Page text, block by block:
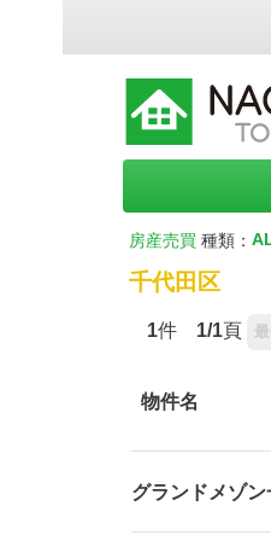
房産売買 種類：
千代田区
1件 1/1頁
物件名
グランドメゾン